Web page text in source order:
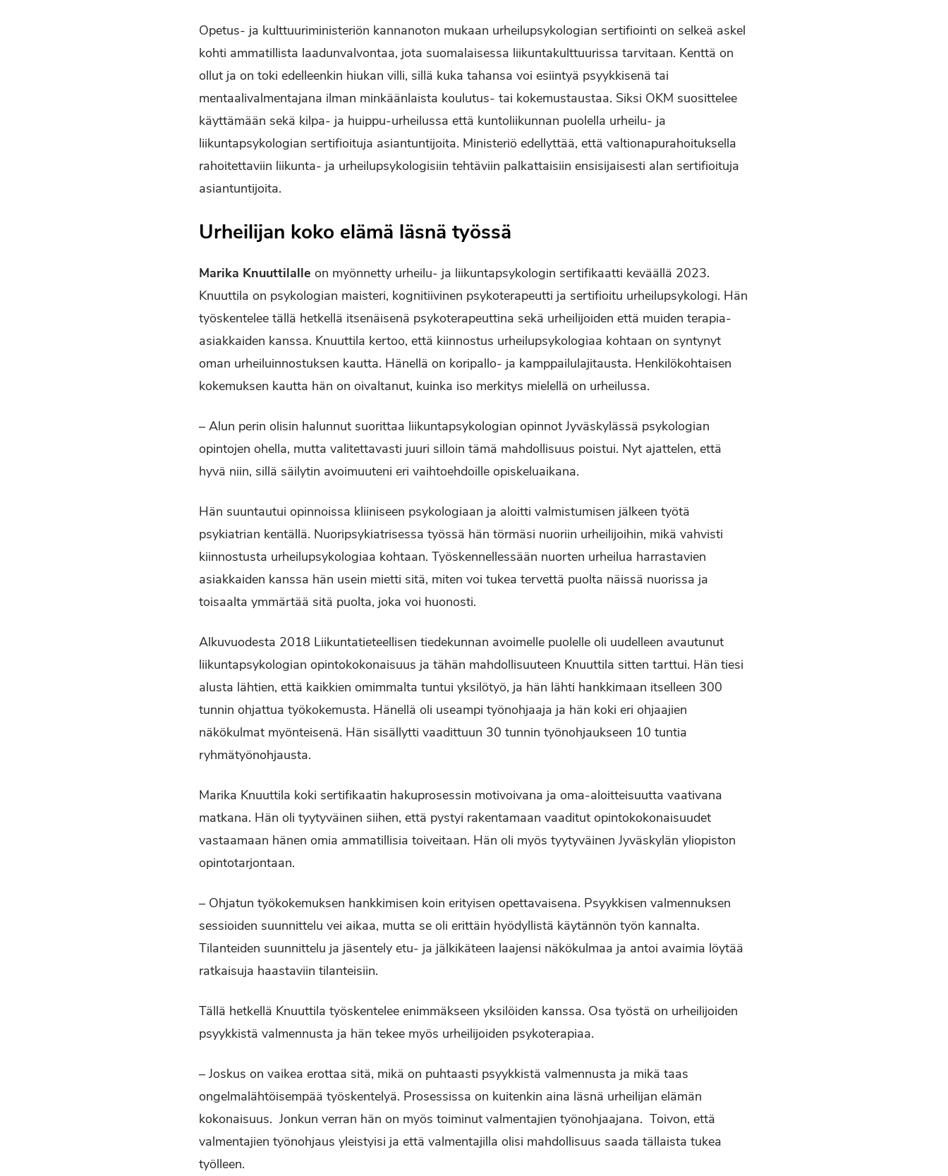
Opetus- ja kulttuuriministeriön kannanoton mukaan urheilupsykologian sertifiointi on selkeä askel
kohti ammatillista laadunvalvontaa, jota suomalaisessa liikuntakulttuurissa tarvitaan. Kenttä on
ollut ja on toki edelleenkin hiukan villi, sillä kuka tahansa voi esiintyä psyykkisenä tai
mentaalivalmentajana ilman minkäänlaista koulutus- tai kokemustaustaa. Siksi OKM suosittelee
käyttämään sekä kilpa- ja huippu-urheilussa että kuntoliikunnan puolella urheilu- ja
liikuntapsykologian sertifioituja asiantuntijoita. Ministeriö edellyttää, että valtionapurahoituksella
rahoitettaviin liikunta- ja urheilupsykologisiin tehtäviin palkattaisiin ensisijaisesti alan sertifioituja
asiantuntijoita.
Urheilijan koko elämä läsnä työssä
Marika Knuuttilalle on myönnetty urheilu- ja liikuntapsykologin sertifikaatti keväällä 2023.
Knuuttila on psykologian maisteri, kognitiivinen psykoterapeutti ja sertifioitu urheilupsykologi. Hän
työskentelee tällä hetkellä itsenäisenä psykoterapeuttina sekä urheilijoiden että muiden terapia-
asiakkaiden kanssa. Knuuttila kertoo, että kiinnostus urheilupsykologiaa kohtaan on syntynyt
oman urheiluinnostuksen kautta. Hänellä on koripallo- ja kamppailulajitausta. Henkilökohtaisen
kokemuksen kautta hän on oivaltanut, kuinka iso merkitys mielellä on urheilussa.
– Alun perin olisin halunnut suorittaa liikuntapsykologian opinnot Jyväskylässä psykologian
opintojen ohella, mutta valitettavasti juuri silloin tämä mahdollisuus poistui. Nyt ajattelen, että
hyvä niin, sillä säilytin avoimuuteni eri vaihtoehdoille opiskeluaikana.
Hän suuntautui opinnoissa kliiniseen psykologiaan ja aloitti valmistumisen jälkeen työtä
psykiatrian kentällä. Nuoripsykiatrisessa työssä hän törmäsi nuoriin urheilijoihin, mikä vahvisti
kiinnostusta urheilupsykologiaa kohtaan. Työskennellessään nuorten urheilua harrastavien
asiakkaiden kanssa hän usein mietti sitä, miten voi tukea tervettä puolta näissä nuorissa ja
toisaalta ymmärtää sitä puolta, joka voi huonosti.
Alkuvuodesta 2018 Liikuntatieteellisen tiedekunnan avoimelle puolelle oli uudelleen avautunut
liikuntapsykologian opintokokonaisuus ja tähän mahdollisuuteen Knuuttila sitten tarttui. Hän tiesi
alusta lähtien, että kaikkien omimmalta tuntui yksilötyö, ja hän lähti hankkimaan itselleen 300
tunnin ohjattua työkokemusta. Hänellä oli useampi työnohjaaja ja hän koki eri ohjaajien
näkökulmat myönteisenä. Hän sisällytti vaadittuun 30 tunnin työnohjaukseen 10 tuntia
ryhmätyönohjausta.
Marika Knuuttila koki sertifikaatin hakuprosessin motivoivana ja oma-aloitteisuutta vaativana
matkana. Hän oli tyytyväinen siihen, että pystyi rakentamaan vaaditut opintokokonaisuudet
vastaamaan hänen omia ammatillisia toiveitaan. Hän oli myös tyytyväinen Jyväskylän yliopiston
opintotarjontaan.
– Ohjatun työkokemuksen hankkimisen koin erityisen opettavaisena. Psyykkisen valmennuksen
sessioiden suunnittelu vei aikaa, mutta se oli erittäin hyödyllistä käytännön työn kannalta.
Tilanteiden suunnittelu ja jäsentely etu- ja jälkikäteen laajensi näkökulmaa ja antoi avaimia löytää
ratkaisuja haastaviin tilanteisiin.
Tällä hetkellä Knuuttila työskentelee enimmäkseen yksilöiden kanssa. Osa työstä on urheilijoiden
psyykkistä valmennusta ja hän tekee myös urheilijoiden psykoterapiaa.
– Joskus on vaikea erottaa sitä, mikä on puhtaasti psyykkistä valmennusta ja mikä taas
ongelmalähtöisempää työskentelyä. Prosessissa on kuitenkin aina läsnä urheilijan elämän
kokonaisuus. Jonkun verran hän on myös toiminut valmentajien työnohjaajana. Toivon, että
valmentajien työnohjaus yleistyisi ja että valmentajilla olisi mahdollisuus saada tällaista tukea
työlleen.